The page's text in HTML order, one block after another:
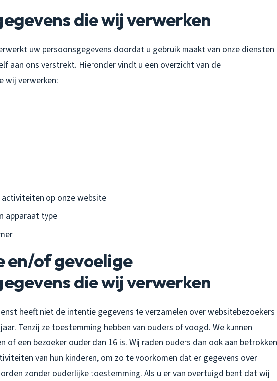
die wij verwerken
uw persoonsgegevens doordat u gebruik maakt van onze diensten
aan ons verstrekt. Hieronder vindt u een overzicht van de
wij verwerken:
activiteiten op onze website
apparaat type
en/of gevoelige
die wij verwerken
heeft niet de intentie gegevens te verzamelen over websitebezoekers
Tenzij ze toestemming hebben van ouders of voogd. We kunnen
of een bezoeker ouder dan 16 is. Wij raden ouders dan ook aan betrokken
van hun kinderen, om zo te voorkomen dat er gegevens over
zonder ouderlijke toestemming. Als u er van overtuigd bent dat wij